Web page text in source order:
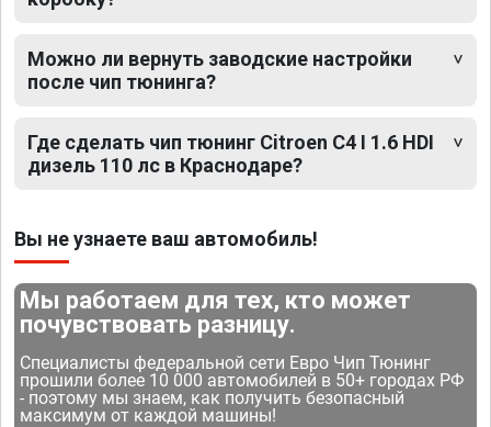
Можно ли вернуть заводские настройки
после чип тюнинга?
Где сделать чип тюнинг Citroen C4 I 1.6 HDI
дизель 110 лс в Краснодаре?
Вы не узнаете ваш автомобиль!
Мы работаем для тех, кто может
почувствовать разницу.
Специалисты федеральной сети Евро Чип Тюнинг
прошили более 10 000 автомобилей в 50+ городах РФ
- поэтому мы знаем, как получить безопасный
максимум от каждой машины!